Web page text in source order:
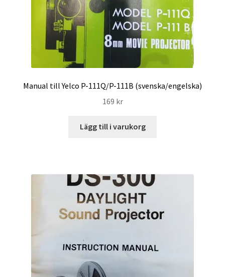
Manual till Yelco P-111Q/P-111B (svenska/engelska)
169 kr
Lägg till i varukorg